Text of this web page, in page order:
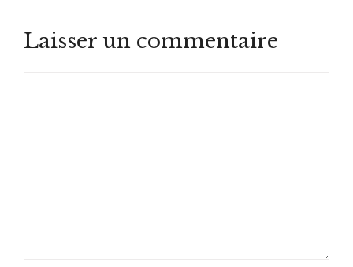
Laisser un commentaire